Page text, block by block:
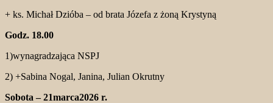
+ ks. Michał Dzióba – od brata Józefa z żoną Krystyną
Godz. 18.00
1)wynagradzająca NSPJ
2) +Sabina Nogal, Janina, Julian Okrutny
Sobota – 21marca2026 r.